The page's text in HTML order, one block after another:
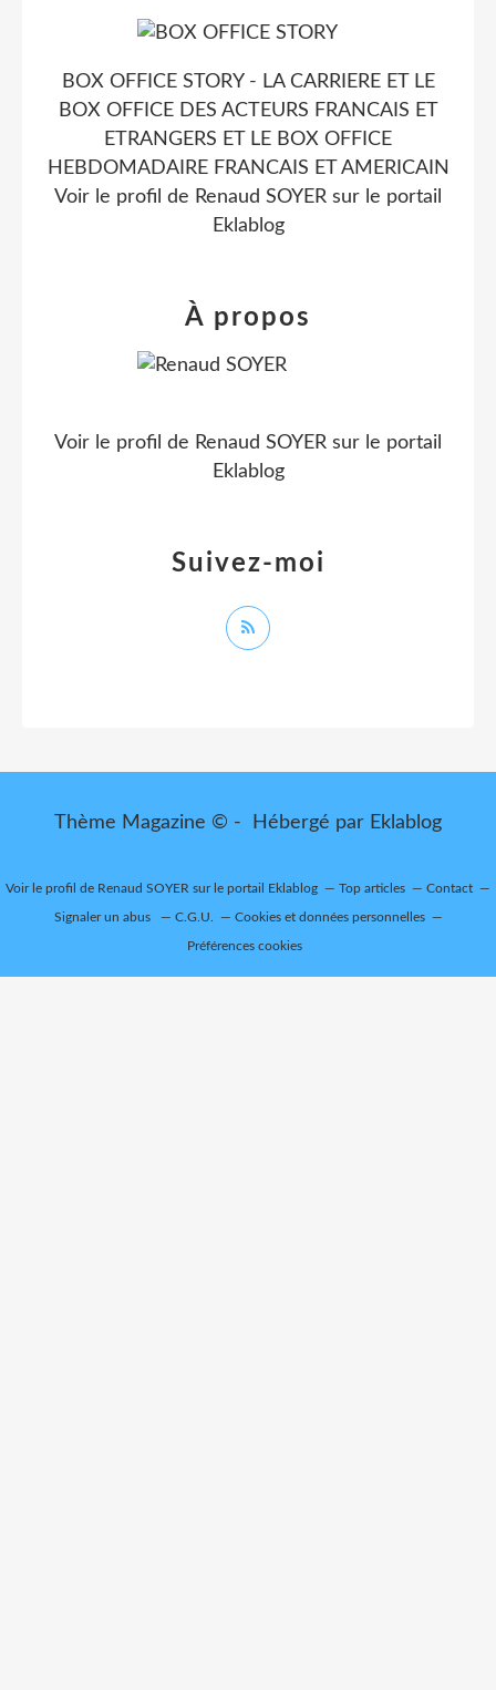
BOX OFFICE STORY - LA CARRIERE ET LE
BOX OFFICE DES ACTEURS FRANCAIS ET
ETRANGERS ET LE BOX OFFICE
HEBDOMADAIRE FRANCAIS ET AMERICAIN
Voir le profil de Renaud SOYER sur le portail
Eklablog
Suivez-moi
À propos
Voir le profil de Renaud SOYER sur le portail
Eklablog
Thème Magazine © - Hébergé par Eklablog
Voir le profil de Renaud SOYER sur le portail Eklablog Top articles Contact
Signaler un abus C.G.U. Cookies et données personnelles
Préférences cookies